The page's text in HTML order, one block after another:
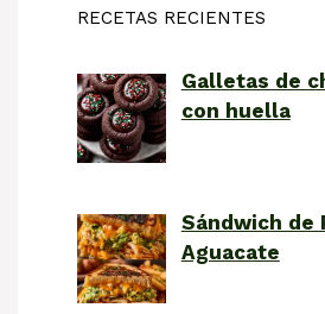
RECETAS RECIENTES
Galletas de
con huella
Sándwich de
Aguacate